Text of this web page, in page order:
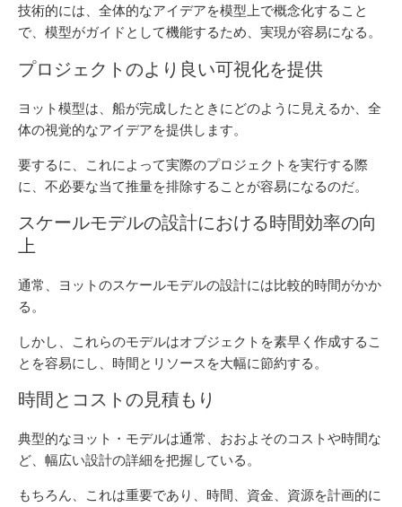
技術的には、全体的なアイデアを模型上で概念化すること
で、模型がガイドとして機能するため、実現が容易になる。
プロジェクトのより良い可視化を提供
ヨット模型は、船が完成したときにどのように見えるか、全
体の視覚的なアイデアを提供します。
要するに、これによって実際のプロジェクトを実行する際
に、不必要な当て推量を排除することが容易になるのだ。
スケールモデルの設計における時間効率の向
上
通常、ヨットのスケールモデルの設計には比較的時間がかか
る。
しかし、これらのモデルはオブジェクトを素早く作成するこ
とを容易にし、時間とリソースを大幅に節約する。
時間とコストの見積もり
典型的なヨット・モデルは通常、おおよそのコストや時間な
ど、幅広い設計の詳細を把握している。
もちろん、これは重要であり、時間、資金、資源を計画的に